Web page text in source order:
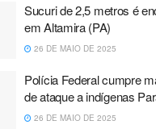
Sucuri de 2,5 metros é
em Altamira (PA)
26 DE MAIO DE 2025
Polícia Federal cumpre
de ataque a indígenas
26 DE MAIO DE 2025